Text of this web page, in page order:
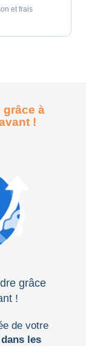
et frais
à
!
grâce
!
de votre
dans les